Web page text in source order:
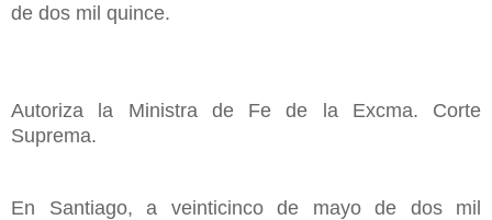
de dos mil quince.
Autoriza la Ministra de Fe de la Excma. Corte
Suprema.
En Santiago, a veinticinco de mayo de dos mil